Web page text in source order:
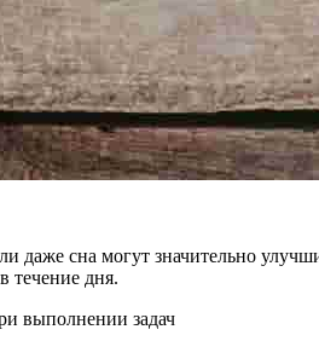
даже сна могут значительно
течение дня.
выполнении задач